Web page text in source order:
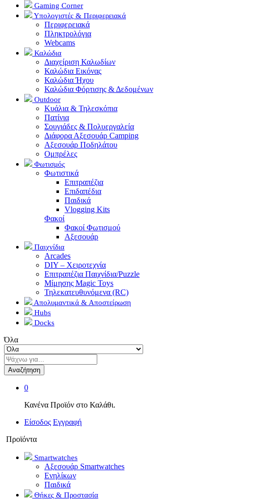
Gaming Corner
Υπολογιστές & Περιφερειακά
Περιφερειακά
Πληκτρολόγια
Webcams
Καλώδια
Διαχείριση Καλωδίων
Καλώδια Εικόνας
Καλώδια Ήχου
Καλώδια Φόρτισης & Δεδομένων
Outdoor
Κυάλια & Τηλεσκόπια
Πατίνια
Σουγιάδες & Πολυεργαλεία
Διάφορα Αξεσουάρ Camping
Αξεσουάρ Ποδηλάτου
Ομπρέλες
Φωτισμός
Φωτιστικά
Επιτραπέζια
Επιδαπέδια
Παιδικά
Vlogging Kits
Φακοί
Φακοί Φωτισμού
Αξεσουάρ
Παιχνίδια
Arcades
DIY – Χειροτεχνία
Επιτραπέζια Παιχνίδια/Puzzle
Μίμησης Magic Toys
Τηλεκατευθυνόμενα (RC)
Απολυμαντικά & Αποστείρωση
Hubs
Docks
Όλα
Αναζήτηση
0
Κανένα Προϊόν στο Καλάθι.
Είσοδος Εγγραφή
Προϊόντα
Smartwatches
Αξεσουάρ Smartwatches
Ενηλίκων
Παιδικά
Θήκες & Προστασία